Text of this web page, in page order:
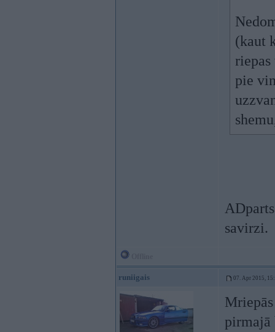
(kaut
pie
savirzi.
runiigais 07. Apr 2015,
pirmajā